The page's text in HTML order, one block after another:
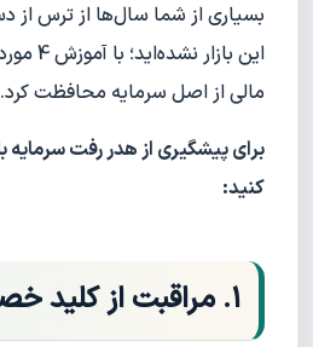
بسیاری از شما سال‌ها از ترس از
این
مالی از اصل سرمایه محافظت کرد.
کنید:
۱. مراقبت از کلید خصوصی کیف‌پول